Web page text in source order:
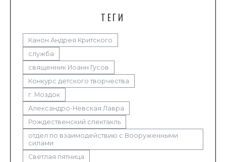
ТЕГИ
Канон Андрея Критского
служба
священник Иоанн Гусов
Конкурс детского творчества
г. Моздок
Александро-Невская Лавра
Рождественский спектакль
отдел по взаимодействию с Вооруженными
силами
Светлая пятница